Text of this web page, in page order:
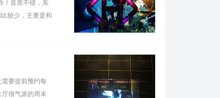
音质不错，东
较少，主要是和
要提前预约每
很气派的周末